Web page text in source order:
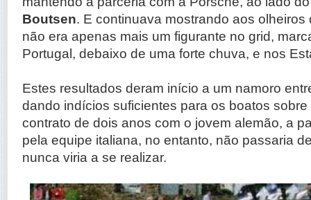
Boutsen. E continuava mostrando aos olheiros
não era apenas mais um figurante no grid,
Portugal, debaixo de uma forte chuva, e nos
Estes resultados deram início a um namoro
dando indícios suficientes para os boatos
contrato de dois anos com o jovem alemão, a
pela equipe italiana, no entanto, não passaria
nunca viria a se realizar.